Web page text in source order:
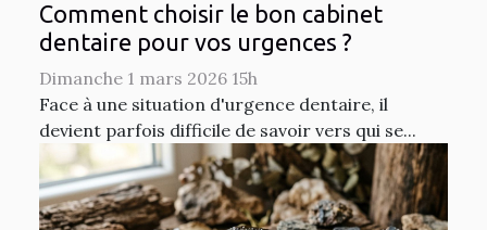
Comment choisir le bon cabinet
dentaire pour vos urgences ?
Dimanche 1 mars 2026 15h
Face à une situation d'urgence dentaire, il
devient parfois difficile de savoir vers qui se...